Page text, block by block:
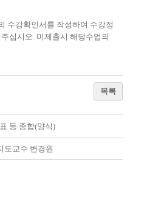
수강확인서를 작성하여 수강정
십시오. 미제출시 해당수업의
목록
등 종합(양식)
도교수 변경원